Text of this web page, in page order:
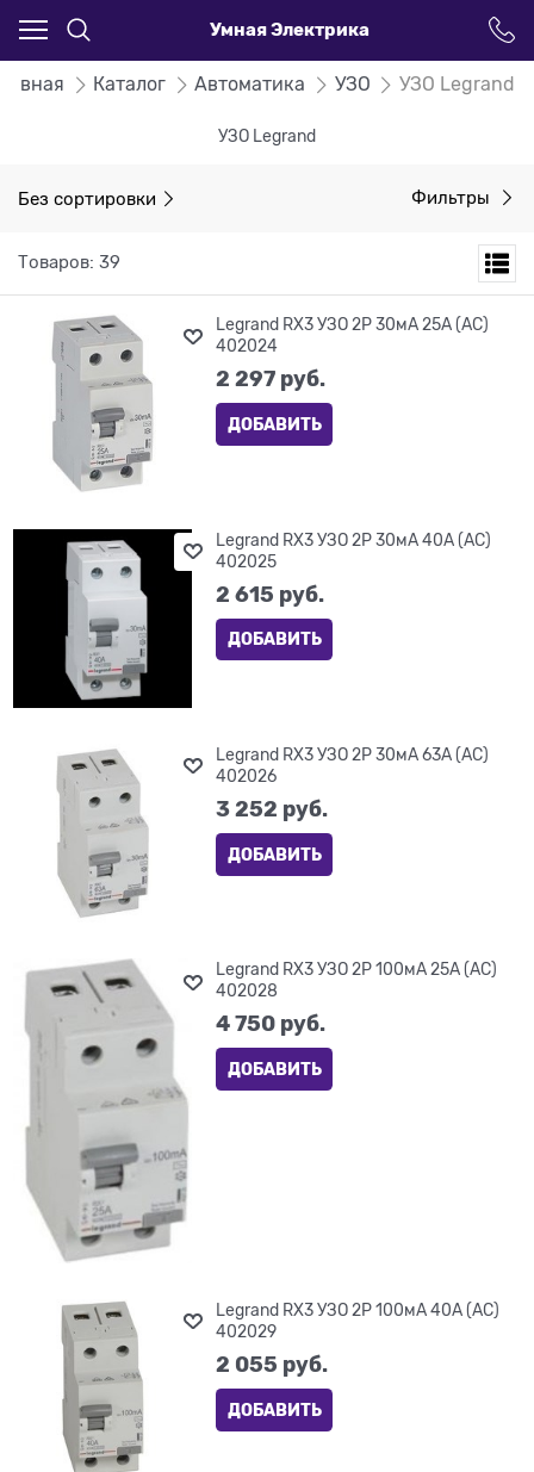
Умная Электрика
Каталог Автоматика УЗО УЗО Legrand
УЗО Legrand
Без сортировки Фильтры
Товаров: 39
Legrand RX3 УЗО 2P 30мА 25А (AC)
402024
2 297 руб.
ДОБАВИТЬ
Legrand RX3 УЗО 2P 30мА 40А (AC)
402025
2 615 руб.
ДОБАВИТЬ
Legrand RX3 УЗО 2P 30мА 63А (AC)
402026
3 252 руб.
ДОБАВИТЬ
Legrand RX3 УЗО 2P 100мА 25А (AC)
402028
4 750 руб.
ДОБАВИТЬ
Legrand RX3 УЗО 2P 100мА 40А (AC)
402029
2 055 руб.
ДОБАВИТЬ